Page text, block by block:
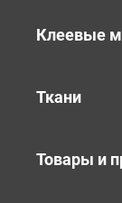
Клеевые
Ткани
Товары и